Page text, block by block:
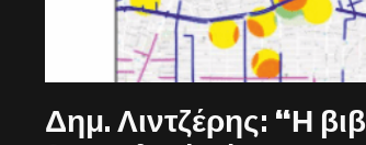
Δημ. Λιντζέρης: “Η